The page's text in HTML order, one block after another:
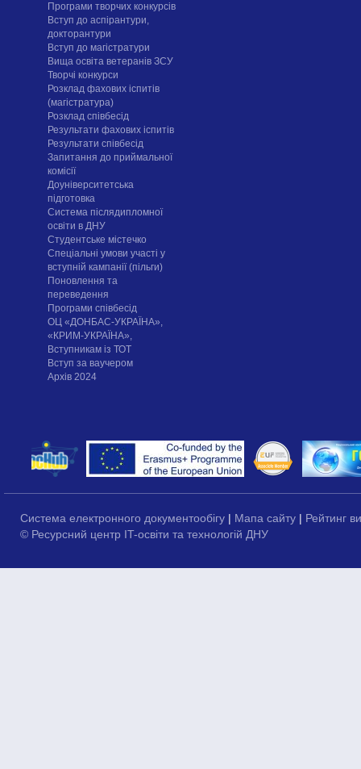
Програми творчих конкурсiв
Вступ до аспірантури,
докторантури
Вступ до магістратури
Вища освіта ветеранів ЗСУ
Творчі конкурси
Розклад фахових іспитів
(магістратура)
Розклад співбесід
Результати фахових іспитів
Результати співбесід
Запитання до приймальної
комісії
Доуніверситетська
підготовка
Система післядипломної
освіти в ДНУ
Cтудентське містечко
Спеціальні умови участі у
вступній кампанії (пільги)
Поновлення та
переведення
Програми співбесід
ОЦ «ДОНБАС-УКРАЇНА»,
«КРИМ-УКРАЇНА»,
Вступникам із ТОТ
Вступ за ваучером
Архів 2024
Система електронного документообігу | Мапа сайту | Рейтинг
© Ресурсний центр IT-освіти та технологій ДНУ